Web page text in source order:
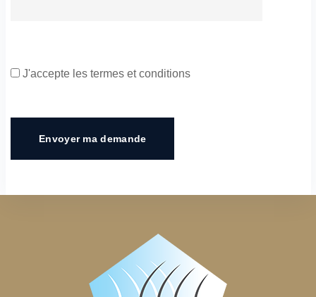
J'accepte les termes et conditions